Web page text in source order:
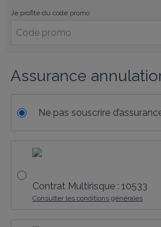
Je profite du code promo
Assurance
Ne pas souscrire
Contrat Multirisque : 10533
Consulter les conditions générales